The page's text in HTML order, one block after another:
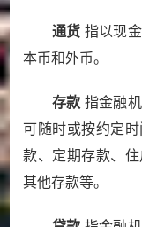
通货 指以现
本币和外币。
存款 指金融
可随时或按约定
款、定期存款、
其他存款等。